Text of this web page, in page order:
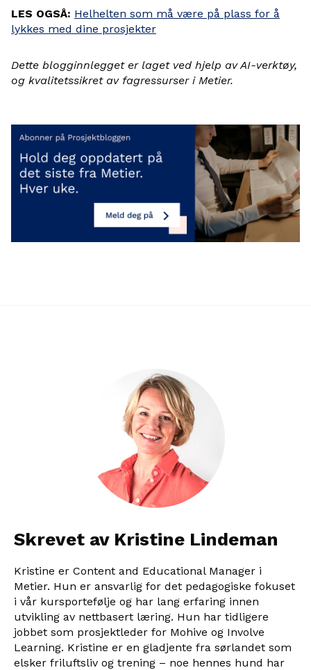
LES OGSÅ: Helhelten som må være på plass for å
lykkes med dine prosjekter
Dette blogginnlegget er laget ved hjelp av AI-verktøy,
og kvalitetssikret av fagressurser i Metier.
Skrevet av Kristine Lindeman
Kristine er Content and Educational Manager i
Metier. Hun er ansvarlig for det pedagogiske fokuset
i vår kursportefølje og har lang erfaring innen
utvikling av nettbasert læring. Hun har tidligere
jobbet som prosjektleder for Mohive og Involve
Learning. Kristine er en gladjente fra sørlandet som
elsker friluftsliv og trening – noe hennes hund har